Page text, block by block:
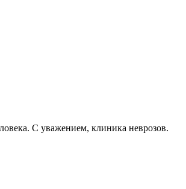
С уважением, клиника неврозов.